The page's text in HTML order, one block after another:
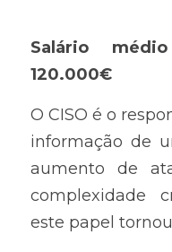
Salário
120.000€
O CISO é o
informação de
aumento de
complexidade
este papel